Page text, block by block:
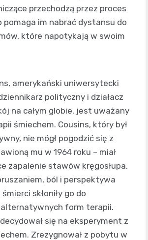
przechodzą przez proces
pomaga im nabrać dystansu do
które napotykają w swoim
amerykański uniwersytecki
polityczny i działacz
na całym globie, jest uważany
śmiechem. Cousins, który był
nie mógł pogodzić się z
mu w 1964 roku – miał
zapalenie stawów kręgosłupa.
ból i perspektywa
skłoniły go do
form terapii.
się na eksperyment z
Zrezygnował z pobytu w